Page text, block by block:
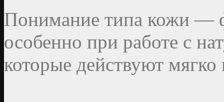
Понимание типа кожи —
особенно при работе с
которые действуют